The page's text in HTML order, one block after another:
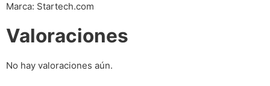
Marca: Startech.com
Valoraciones
No hay valoraciones aún.